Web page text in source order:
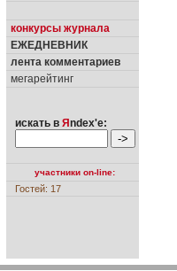
конкурсы журнала
ЕЖЕДНЕВНИК
лента комментариев
мегарейтинг
искать в Я ndex'е:
участники on-line:
Гостей: 17